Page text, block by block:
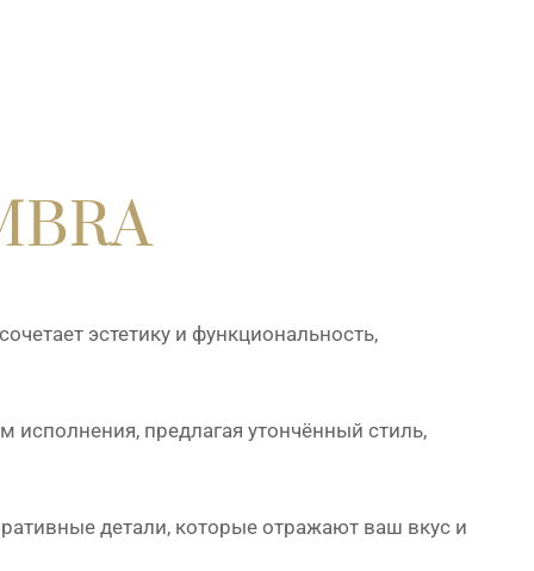
эстетику и функциональность,
предлагая утончённый стиль,
детали, которые отражают ваш вкус и